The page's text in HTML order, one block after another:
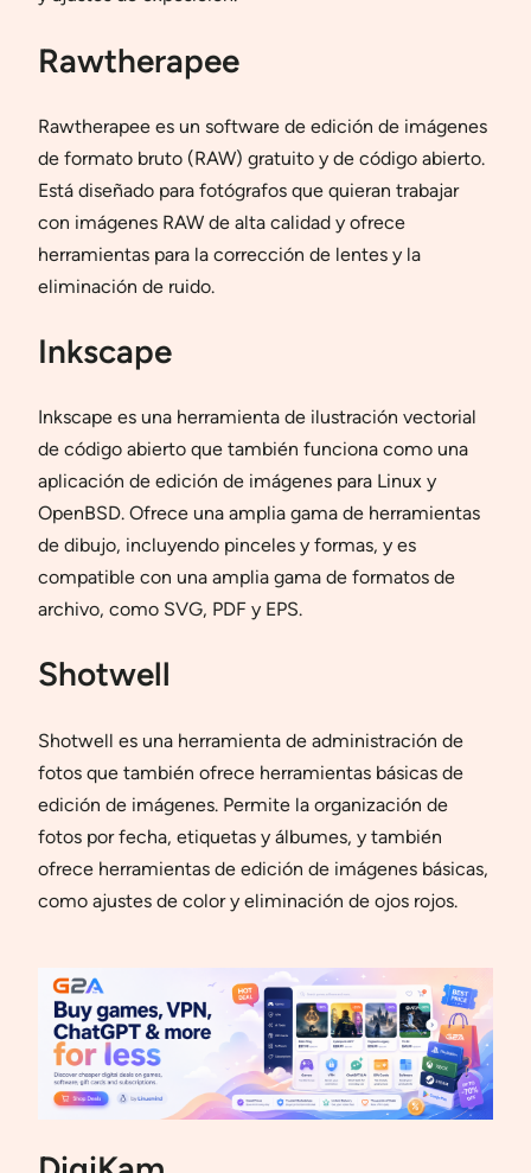
Rawtherapee
Rawtherapee es un software de edición de imágenes
de formato bruto (RAW) gratuito y de código abierto.
Está diseñado para fotógrafos que quieran trabajar
con imágenes RAW de alta calidad y ofrece
herramientas para la corrección de lentes y la
eliminación de ruido.
Inkscape
Inkscape es una herramienta de ilustración vectorial
de código abierto que también funciona como una
aplicación de edición de imágenes para Linux y
OpenBSD. Ofrece una amplia gama de herramientas
de dibujo, incluyendo pinceles y formas, y es
compatible con una amplia gama de formatos de
archivo, como SVG, PDF y EPS.
Shotwell
Shotwell es una herramienta de administración de
fotos que también ofrece herramientas básicas de
edición de imágenes. Permite la organización de
fotos por fecha, etiquetas y álbumes, y también
ofrece herramientas de edición de imágenes básicas,
como ajustes de color y eliminación de ojos rojos.